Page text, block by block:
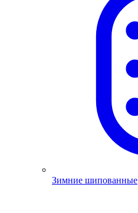
Зимние шипованные